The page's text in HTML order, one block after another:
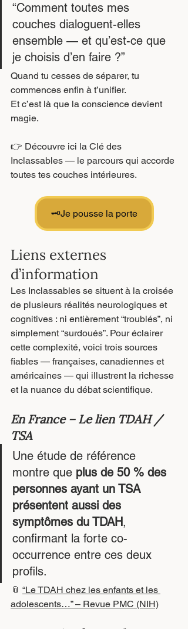
“Comment toutes mes
couches dialoguent-elles
ensemble — et qu’est-ce que
je choisis d’en faire ?”
Quand tu cesses de séparer, tu
commences enfin à t’unifier.
Et c’est là que la conscience devient
magie.
👉 Découvre ici la Clé des
Inclassables — le parcours qui accorde
toutes tes couches intérieures.
🗝Je pousse la porte
Liens externes
d’information
Les Inclassables se situent à la croisée
de plusieurs réalités neurologiques et
cognitives : ni entièrement “troublés”, ni
simplement “surdoués”. Pour éclairer
cette complexité, voici trois sources
fiables — françaises, canadiennes et
américaines — qui illustrent la richesse
et la nuance du débat scientifique.
En France – Le lien TDAH /
TSA
Une étude de référence
montre que plus de 50 % des
personnes ayant un TSA
présentent aussi des
symptômes du TDAH,
confirmant la forte co-
occurrence entre ces deux
profils.
📎 “Le TDAH chez les enfants et les
adolescents…” – Revue PMC (NIH)